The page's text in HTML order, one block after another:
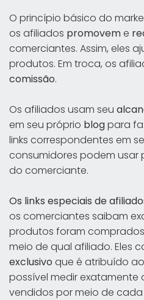
O princípio básico do
os afiliados promoveme
comerciantes. Assim, eles
produtos. Em troca, os
comissão.
Os afiliados usam seu
em seu próprio blogpara
links correspondentes em
consumidores podem
do comerciante.
Os links especiais de
os comerciantes saibam
produtos foram
meio de qual afiliado. Eles
exclusivo que é atribuído
possível medir
vendidos por meio de cada